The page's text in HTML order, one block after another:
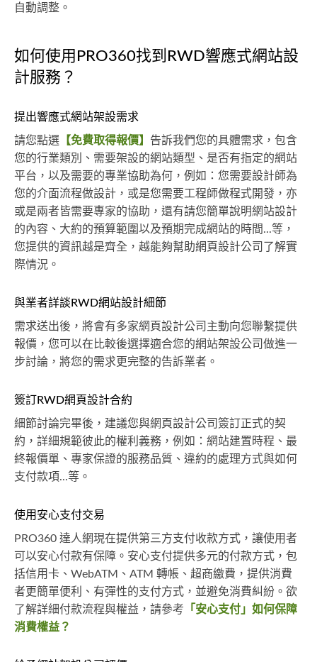
自動調整。
如何使用PRO360找到RWD響應式網站設
計服務？
提出響應式網站架設需求
請您點選 【免費取得報價】 告訴我們您的具體需求，包含
您的行業類別、需要架設的網站類型、是否有指定的網站
平台，以及需要的專業協助為何，例如：您需要設計師為
您的介面流程做設計，或是您需要工程師做程式開發，亦
或是兩者皆需要專家的協助，還有請您簡單說明網站設計
的內容、大約的預算範圍以及預期完成網站的時間...等，
您提供的資訊越是齊全，越能夠幫助網頁設計公司了解實
際情況。
與業者詳談RWD網站設計細節
需求送出後，將會有多家網頁設計公司主動向您聯繫提供
報價，您可以在比較後選擇適合您的網站架設公司做進一
步討論，將您的需求更完整的告訴業者。
簽訂RWD網頁設計合約
細節討論完畢後，建議您與網頁設計公司簽訂正式的契
約，詳細規範彼此的權利義務，例如：網站建置時程、最
終報價單、專家保證的服務品質、違約的處理方式與如何
支付款項...等。
使用安心支付交易
PRO360 達人網現在提供第三方支付收款方式，讓使用者
可以安心付款有保障。安心支付提供多元的付款方式，包
括信用卡、WebATM、ATM 轉帳、超商繳費，提供消費
者更簡單便利、有彈性的支付方式，並避免消費糾紛。欲
了解詳細付款流程與權益，請參考 「安心支付」如何保障
消費權益？